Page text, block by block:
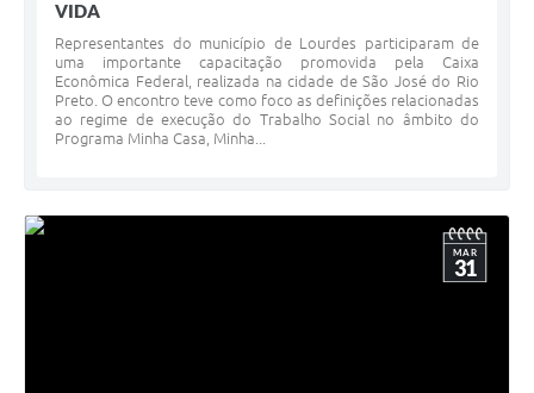
VIDA
Representantes do município de Lourdes participaram de
uma importante capacitação promovida pela Caixa
Econômica Federal, realizada na cidade de São José do Rio
Preto. O encontro teve como foco as definições relacionadas
ao regime de execução do Trabalho Social no âmbito do
Programa Minha Casa, Minha...
MAR
31